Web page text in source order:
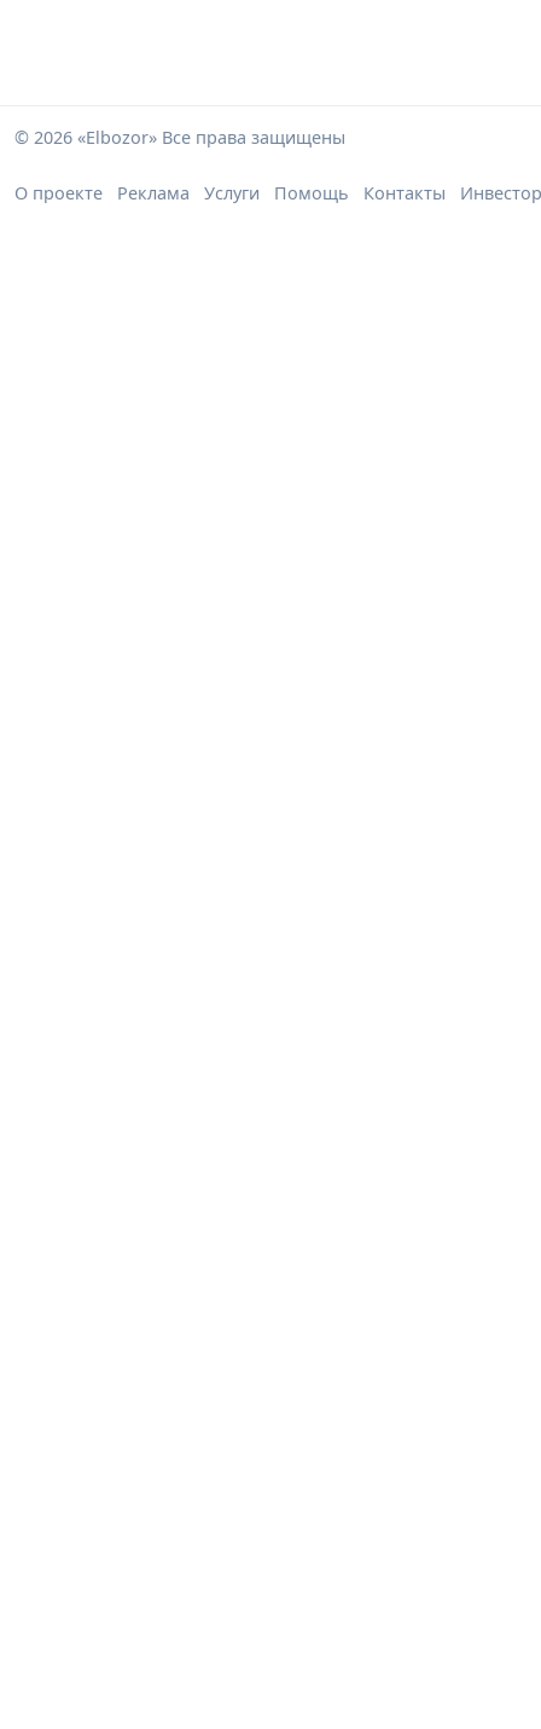
© 2026 «Elbozor» Все права защищены
О проекте Реклама Услуги Помощь Контакты